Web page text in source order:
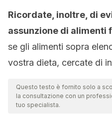
Ricordate, inoltre, di
assunzione di alimenti
se gli alimenti sopra
vostra dieta, cercate di
Questo testo è fornito solo a
la consultazione con un
tuo specialista.